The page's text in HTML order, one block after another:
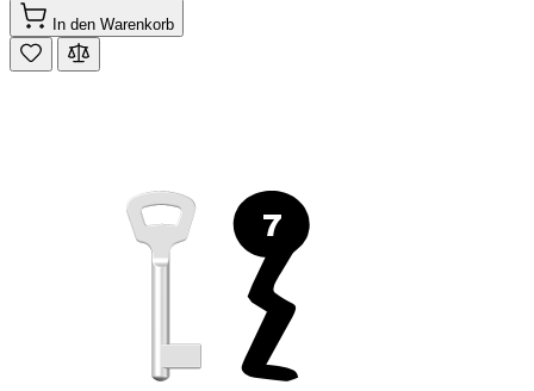
In den Warenkorb